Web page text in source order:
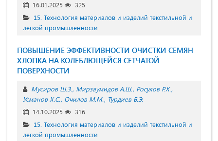
16.01.2025
325
15. Технология материалов и изделий текстильной и
легкой промышленности
ПОВЫШЕНИЕ ЭФФЕКТИВНОСТИ ОЧИСТКИ СЕМЯН
ХЛОПКА НА КОЛЕБЛЮЩЕЙСЯ СЕТЧАТОЙ
ПОВЕРХНОСТИ
Мусиров Ш.З. Мирзаумидов А.Ш. Росулов Р.Х.
Усманов Х.С. Очилов М.М. Турдиев Б.Э.
14.10.2025
316
15. Технология материалов и изделий текстильной и
легкой промышленности